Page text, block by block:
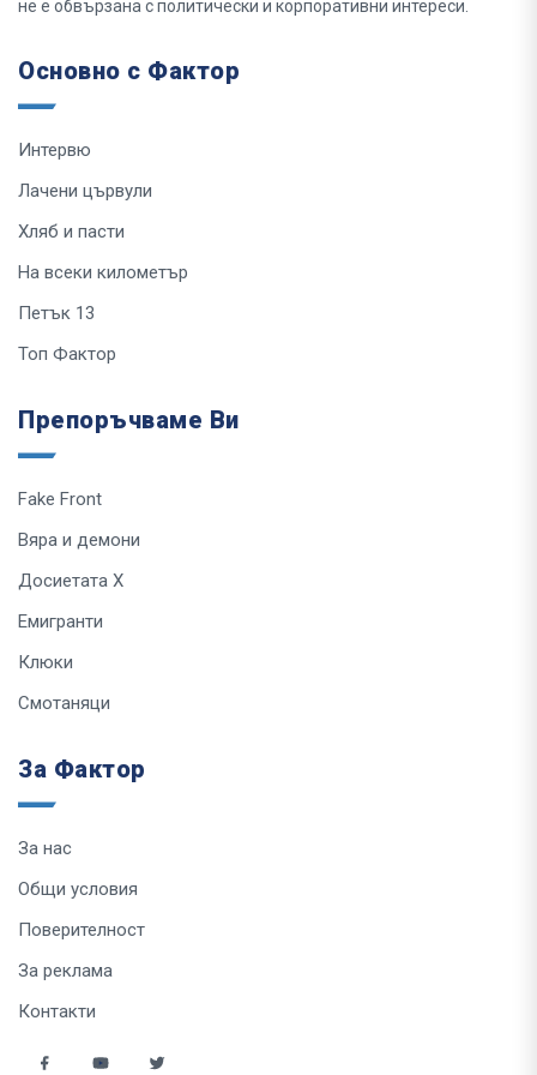
не е обвързана с политически и корпоративни интереси.
Основно с Фактор
Интервю
Лачени цървули
Хляб и пасти
На всеки километър
Петък 13
Топ Фактор
Препоръчваме Ви
Fake Front
Вяра и демони
Досиетата Х
Емигранти
Клюки
Смотаняци
За Фактор
За нас
Общи условия
Поверителност
За реклама
Контакти